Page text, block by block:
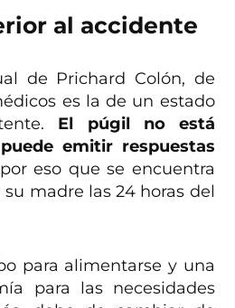
al accidente
de Prichard Colón, de
es la de un estado
El púgil no está
emitir respuestas
eso que se encuentra
madre las 24 horas del
para alimentarse y una
para las necesidades